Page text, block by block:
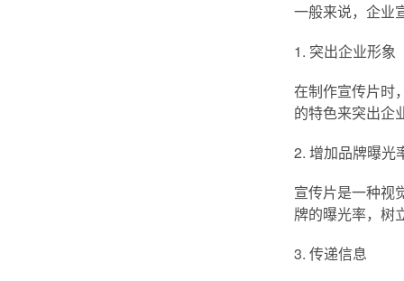
一般来说，企业
1. 突出企业形象
在制作宣传片时
的特色来突出企
2. 增加品牌曝光
宣传片是一种视
牌的曝光率，树
3. 传递信息